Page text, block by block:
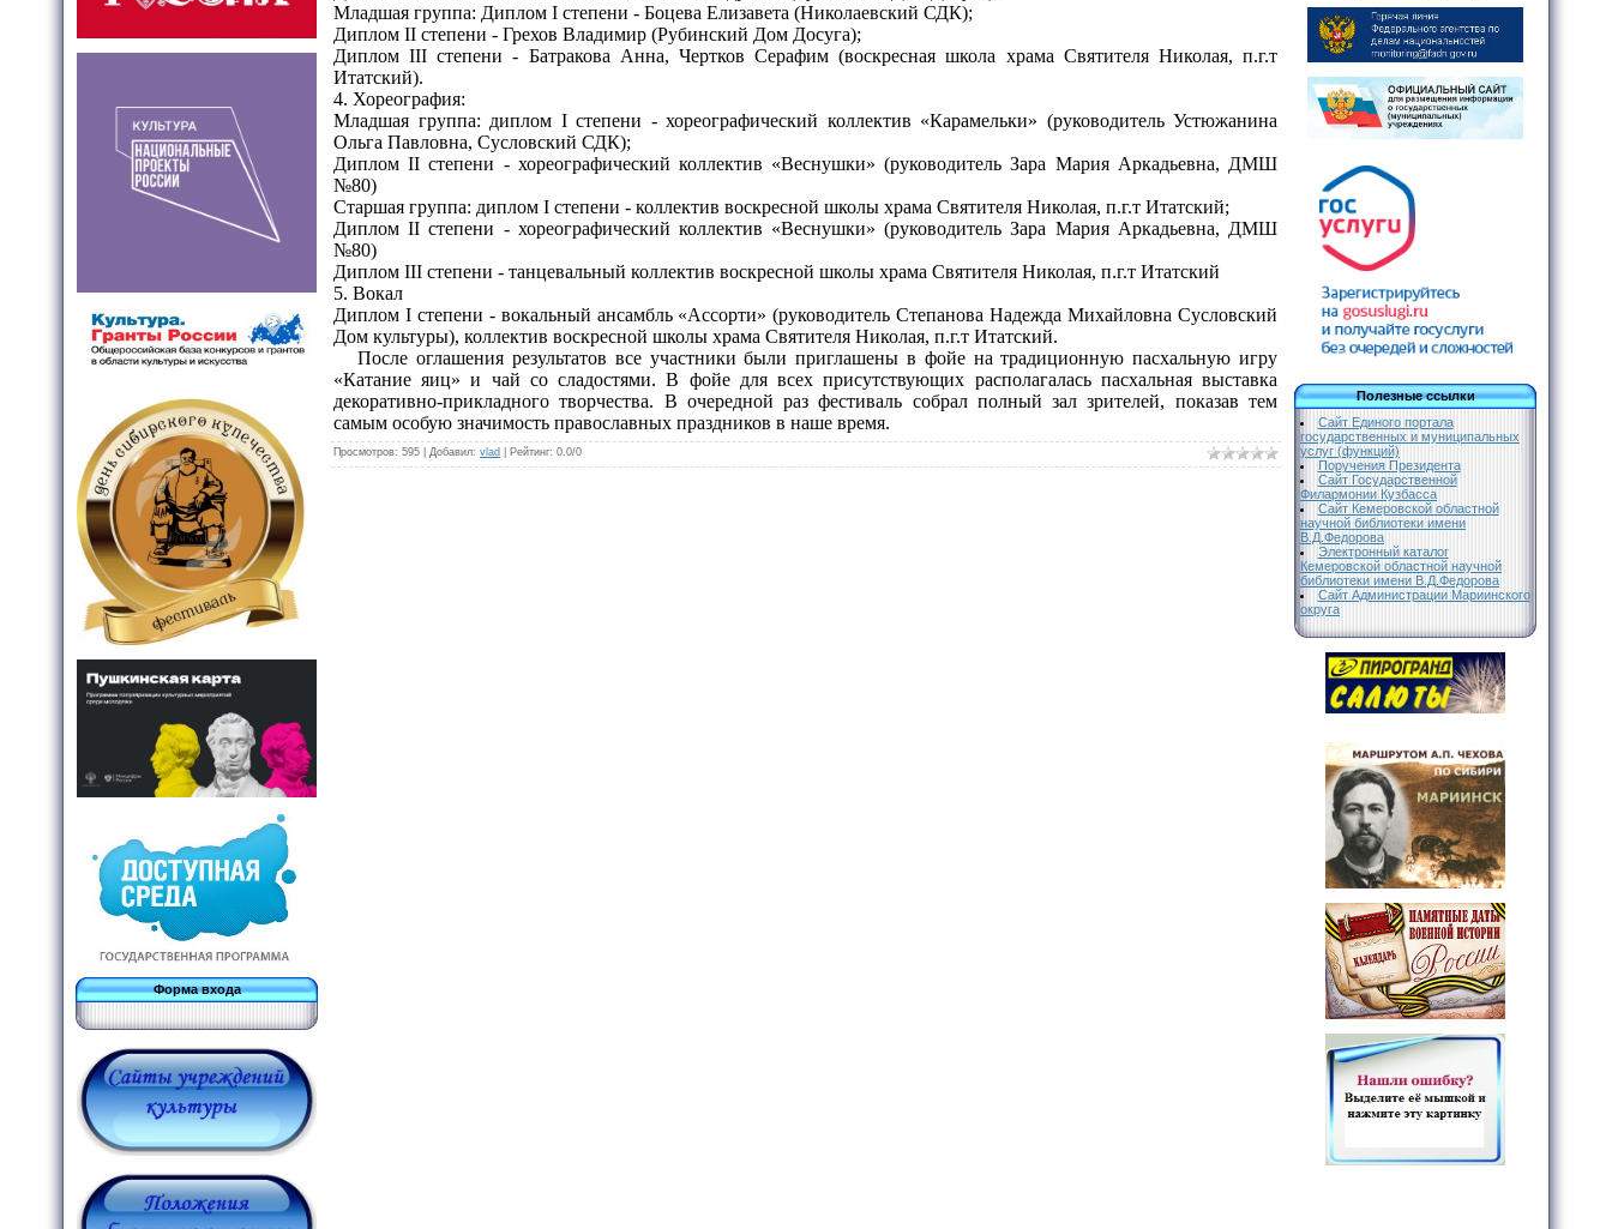
Форма входа
Младшая группа: Диплом I степени - Боцева Елизавета (Николаевский СДК);
Диплом II степени - Грехов Владимир (Рубинский Дом Досуга);
Диплом III степени - Батракова Анна, Чертков Серафим (воскресная школа храма Святителя Николая, п.г.т
Итатский).
4. Хореография:
Младшая группа: диплом I степени - хореографический коллектив «Карамельки» (руководитель Устюжанина
Ольга Павловна, Сусловский СДК);
Диплом II степени - хореографический коллектив «Веснушки» (руководитель Зара Мария Аркадьевна, ДМШ
№80)
Старшая группа: диплом I степени - коллектив воскресной школы храма Святителя Николая, п.г.т Итатский;
Диплом II степени - хореографический коллектив «Веснушки» (руководитель Зара Мария Аркадьевна, ДМШ
№80)
Диплом III степени - танцевальный коллектив воскресной школы храма Святителя Николая, п.г.т Итатский
5. Вокал
Диплом I степени - вокальный ансамбль «Ассорти» (руководитель Степанова Надежда Михайловна Сусловский
Дом культуры), коллектив воскресной школы храма Святителя Николая, п.г.т Итатский.
После оглашения результатов все участники были приглашены в фойе на традиционную пасхальную игру
«Катание яиц» и чай со сладостями. В фойе для всех присутствующих располагалась пасхальная выставка
декоративно-прикладного творчества. В очередной раз фестиваль собрал полный зал зрителей, показав тем
самым особую значимость православных праздников в наше время.
Просмотров: 595 | Добавил: vlad Рейтинг: 0.0/0
Полезные ссылки
Сайт Единого портала
государственных и муниципальных
услуг (функций)
Поручения Президента
Сайт Государственной
Филармонии Кузбасса
Сайт Кемеровской областной
научной библиотеки имени
В.Д.Федорова
Электронный каталог
Кемеровской областной научной
библиотеки имени В.Д.Федорова
Сайт Администрации Мариинского
округа